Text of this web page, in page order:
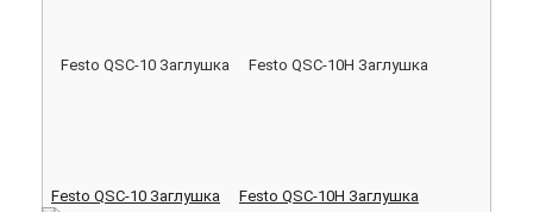
Festo QSC-10 Заглушка Festo QSC-10H Заглушка